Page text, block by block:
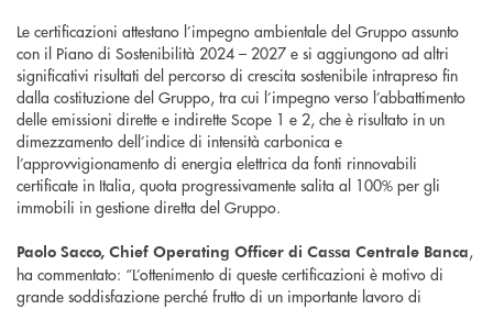
Le certificazioni attestano l’impegno ambientale del Gruppo assunto
con il Piano di Sostenibilità 2024 – 2027 e si aggiungono ad altri
significativi risultati del percorso di crescita sostenibile intrapreso fin
dalla costituzione del Gruppo, tra cui l’impegno verso l’abbattimento
delle emissioni dirette e indirette Scope 1 e 2, che è risultato in un
dimezzamento dell’indice di intensità carbonica e
l’approvvigionamento di energia elettrica da fonti rinnovabili
certificate in Italia, quota progressivamente salita al 100% per gli
immobili in gestione diretta del Gruppo.
Paolo Sacco, Chief Operating Officer di Cassa Centrale Banca,
ha commentato: “L’ottenimento di queste certificazioni è motivo di
grande soddisfazione perché frutto di un importante lavoro di